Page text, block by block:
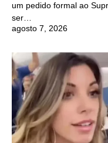
um pedido formal ao
ser…
agosto 7, 2026